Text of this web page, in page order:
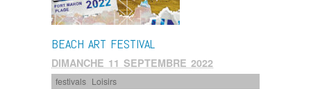
BEACH ART FESTIVAL
DIMANCHE 11 SEPTEMBRE 2022
festivals Loisirs